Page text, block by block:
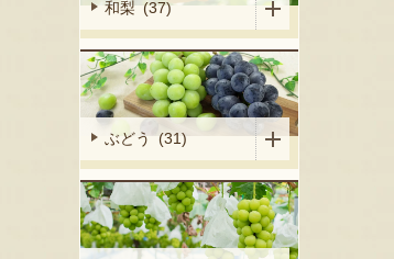
和梨 (37)
ぶどう (31)